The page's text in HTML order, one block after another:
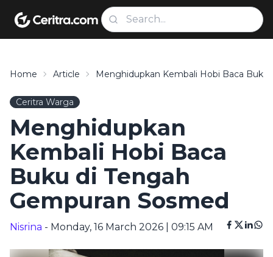
Home Article Menghidupkan Kembali Hobi Baca Buku
Ceritra Warga
Menghidupkan
Kembali Hobi Baca
Buku di Tengah
Gempuran Sosmed
Nisrina - Monday, 16 March 2026 | 09:15 AM